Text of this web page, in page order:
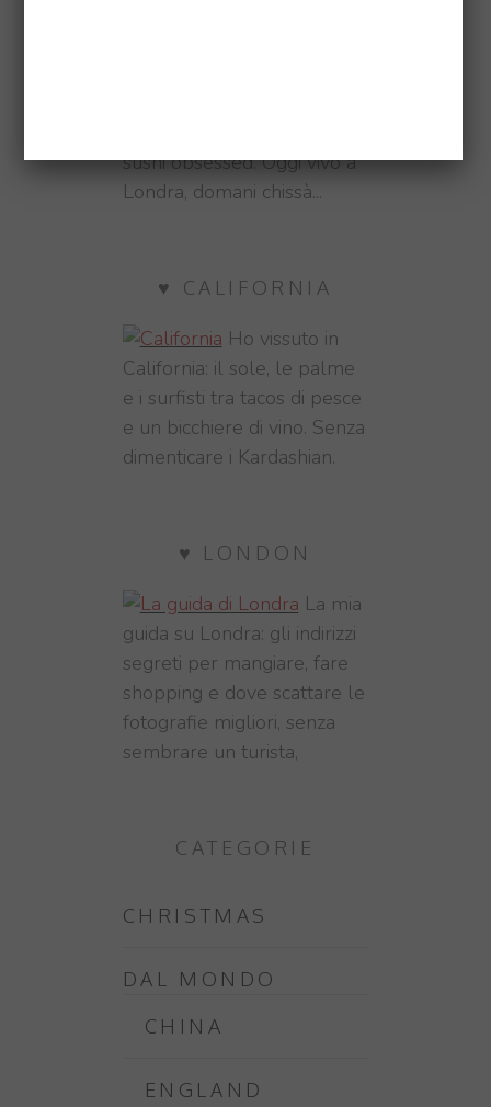
sushi obsessed. Oggi vivo a
Londra, domani chissà...
♥ CALIFORNIA
Ho vissuto in
California: il sole, le palme
e i surfisti tra tacos di pesce
e un bicchiere di vino. Senza
dimenticare i Kardashian.
♥ LONDON
La mia
guida su Londra: gli indirizzi
segreti per mangiare, fare
shopping e dove scattare le
fotografie migliori, senza
sembrare un turista,
CATEGORIE
CHRISTMAS
DAL MONDO
CHINA
ENGLAND